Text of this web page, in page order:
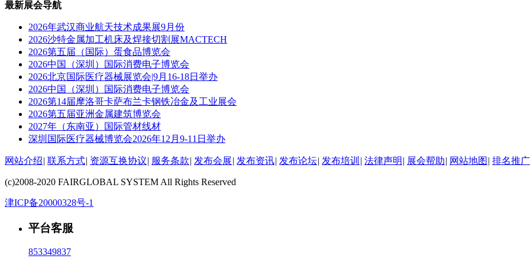
最新展会导航
2026年武汉商业航天技术成果展9月份
2026沙特金属加工机床及焊接切割展MACTECH
2026第五届（国际）蛋食品博览会
2026中国（深圳）国际消费电子博览会
2026北京国际医疗器械展览会|9月16-18日举办
2026中国（深圳）国际消费电子博览会
2026第14届摩洛哥卡萨布兰卡钢铁冶金及工业展会
2026第五届亚洲金属建筑博览会
2027年（东南亚）国际管材线材
深圳国际医疗器械博览会2026年12月9-11日举办
网站介绍| 联系方式| 资源互换协议| 服务条款| 发布会展| 发布资讯| 发布论坛| 发布培训 | 法律声明 | 展会帮助| 网站地图 | 排名推广
(c)2008-2020 FAIRGLOBAL SYSTEM All Rights Reserved
津ICP备20000328号-1
平台客服
853349837